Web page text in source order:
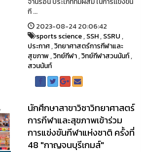
กี ...
2023-08-24 20:06:42
sports science,SSH,SSRU,
ประกาศ,วิทยาศาสตร์การกีฬาและ
สุขภาพ,วิทย์กีฬา,วิทย์กีฬาสวนนันท์,
สวนนันท์
นักศึกษาสาขาวิชาวิทยาศาสตร์
การกีฬาและสุขภาพเข้าร่วม
การแข่งขันกีฬาแห่งชาติ ครั้งที่
48 "กาญจนบุรีเกมส์"